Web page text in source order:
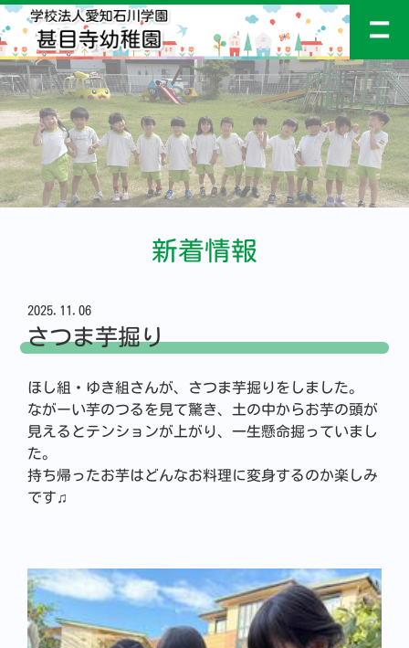
新着情報
2025.11.06
さつま芋掘り
ほし組・ゆき組さんが、さつま芋掘りをしました。
ながーい芋のつるを見て驚き、土の中からお芋の頭が
見えるとテンションが上がり、一生懸命掘っていまし
た。
持ち帰ったお芋はどんなお料理に変身するのか楽しみ
です♫